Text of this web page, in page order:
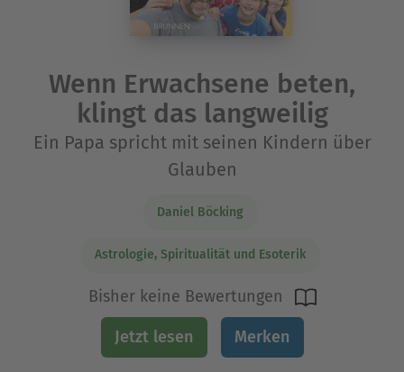
Wenn Erwachsene beten,
klingt das langweilig
Ein Papa spricht mit seinen Kindern über
Glauben
Daniel Böcking
Astrologie, Spiritualität und Esoterik
Bisher keine Bewertungen
Jetzt lesen Merken